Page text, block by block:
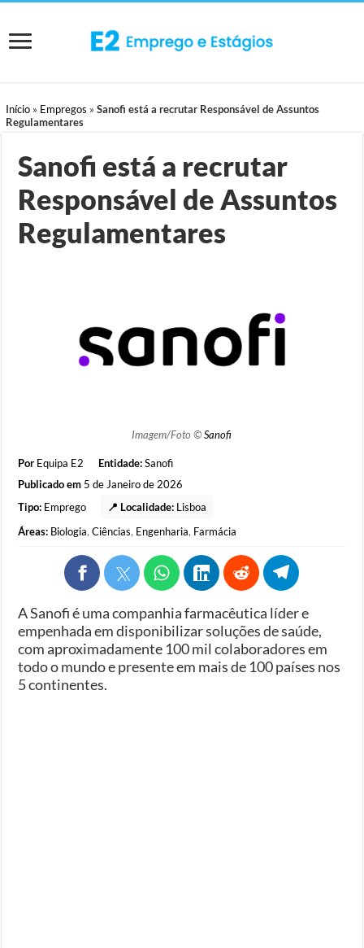
Início » Empregos »Sanofi está a recrutar Responsável de Assuntos
Regulamentares
Sanofi está a recrutar
Responsável de Assuntos
Regulamentares
Imagem/Foto ©Sanofi
Por Equipa E2 Entidade:Sanofi
Publicado em 5 de Janeiro de 2026
Tipo: Emprego 📍 Localidade: Lisboa
Áreas: Biologia,Ciências, Engenharia, Farmácia
A Sanofi é uma companhia farmacêutica líder e
empenhada em disponibilizar soluções de saúde,
com aproximadamente 100 mil colaboradores em
todo o mundo e presente em mais de 100 países nos
5 continentes.